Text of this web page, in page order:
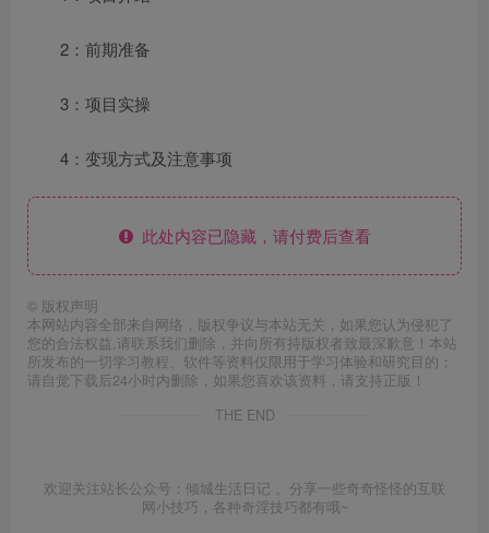
2：前期准备
3：项目实操
4：变现方式及注意事项
此处内容已隐藏，请付费后查看
© 版权声明
本网站内容全部来自网络，版权争议与本站无关，如果您认为侵犯了
您的合法权益,请联系我们删除，并向所有持版权者致最深歉意！本站
所发布的一切学习教程、软件等资料仅限用于学习体验和研究目的；
请自觉下载后24小时内删除，如果您喜欢该资料，请支持正版！
THE END
欢迎关注站长公众号：倾城生活日记 。分享一些奇奇怪怪的互联
网小技巧，各种奇淫技巧都有哦~